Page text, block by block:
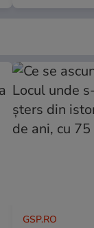
GSP.RO